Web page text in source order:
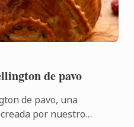
de pavo
de pavo, una
por nuestro